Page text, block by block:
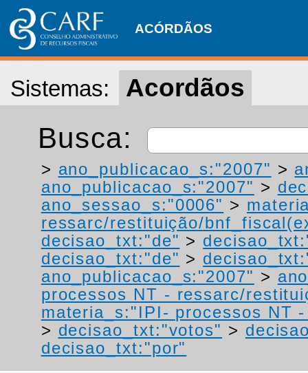
ACÓRDÃOS
Sistemas: Acordãos
Busca:
> ano_publicacao_s:"2007" >
ano_publicacao_s:"2007" >
ano_sessao_s:"0006" >
ressarc/restituição/
decisao_txt:"de" >
decisao_txt:"de" >
ano_publicacao_s:"2007" >
processos NT - ressarc/
materia_s:"IPI- processos NT
> decisao_txt:"votos" >
decisao_txt:"por"